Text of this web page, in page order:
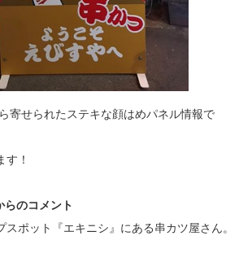
寄せられたステキな顔はめパネル情報で
す！
らのコメント
スポット『エキニシ』にある串カツ屋さん。